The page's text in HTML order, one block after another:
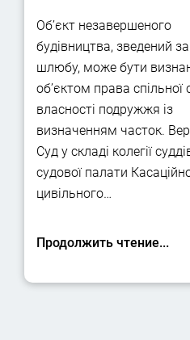
Об’єкт незавершеного
будівництва, зведений
шлюбу, може бути
об’єктом права спільної
власності подружжя із
визначенням часток.
Суд у складі колегії
судової палати
цивільного…
Продолжить чтение...